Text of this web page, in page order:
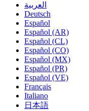
العربية
Deutsch
Español
Español (AR)
Español (CL)
Español (CO)
Español (MX)
Español (PR)
Español (VE)
Français
Italiano
日本語